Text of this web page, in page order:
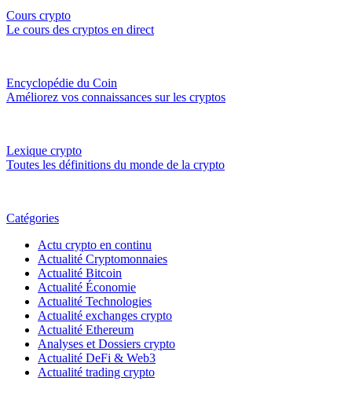
Cours crypto
Le cours des cryptos en direct
Encyclopédie du Coin
Améliorez vos connaissances sur les cryptos
Lexique crypto
Toutes les définitions du monde de la crypto
Catégories
Actu crypto en continu
Actualité Cryptomonnaies
Actualité Bitcoin
Actualité Économie
Actualité Technologies
Actualité exchanges crypto
Actualité Ethereum
Analyses et Dossiers crypto
Actualité DeFi & Web3
Actualité trading crypto